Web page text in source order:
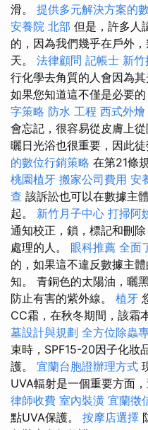
滑。 提供多元解決方案的
安養院 北部 但是，許多人
的，因為我們幾乎在戶外
天。 法律顧問 記帳士 新
行化學去角質的人會因為
如果您知道這不僅是必要的
字策略 防水 工程 西式外燴
會忘記，很容易從皮膚上
曬日光浴也很重要，因此
的數位行銷策略 在第21條
桃園植牙 搬家公司費用 安
查 該訴訟也可以在數據主
起。 新竹月子中心 打掃阿
通知校正，鎖，標記和刪
處理的人。 眼科推薦 全面
的，如果這不違反數據主
知。 青銅色的太陽油，曬
防止有害的紫外線。 植牙
CC霜，在秋冬期間，該霜
墓設計與規劃 全方位除蟲
束時，SPF15-20因子化妝
護。 宜蘭台胞證辦理方式
UVA輻射是一個重要方面
律師收費 室內裝潢 宜蘭徵
點UVA保護。 按摩店選擇